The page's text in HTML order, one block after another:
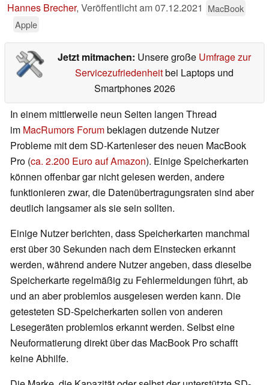
Hannes Brecher, Veröffentlicht am07.12.2021 MacBook
Apple
Jetzt mitmachen: Unsere große Umfrage zur
Servicezufriedenheitbei Laptops und
Smartphones 2026
In einem mittlerweile neun Seiten langen Thread
im MacRumors Forumbeklagen dutzende Nutzer
Probleme mit dem SD-Kartenleser des neuen MacBook
Pro (ca. 2.200 Euro auf Amazon). Einige Speicherkarten
können offenbar gar nicht gelesen werden, andere
funktionieren zwar, die Datenübertragungsraten sind aber
deutlich langsamer als sie sein sollten.
Einige Nutzer berichten, dass Speicherkarten manchmal
erst über 30 Sekunden nach dem Einstecken erkannt
werden, während andere Nutzer angeben, dass dieselbe
Speicherkarte regelmäßig zu Fehlermeldungen führt, ab
und an aber problemlos ausgelesen werden kann. Die
getesteten SD-Speicherkarten sollen von anderen
Lesegeräten problemlos erkannt werden. Selbst eine
Neuformatierung direkt über das MacBook Pro schafft
keine Abhilfe.